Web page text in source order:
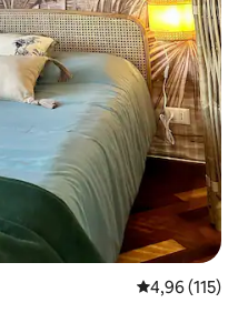
4,96 ud af 5 i
4,96 (115)